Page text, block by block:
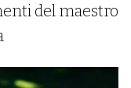
del maestro